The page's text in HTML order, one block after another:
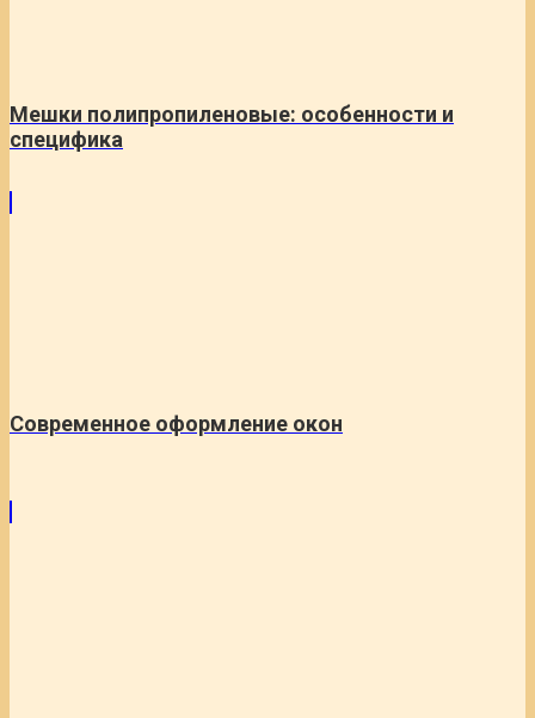
Мешки полипропиленовые: особенности и
специфика
Современное оформление окон